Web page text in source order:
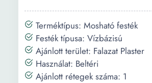
Terméktípus: Mosható festék
Festék típusa: Vízbázisú
Ajánlott terület: Falazat Plaster
Használat: Beltéri
Ajánlott rétegek száma: 1